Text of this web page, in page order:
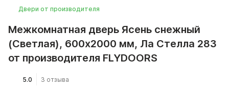
Двери от производителя
Межкомнатная дверь Ясень снежный
(Светлая), 600x2000 мм, Ла Стелла 283
от производителя FLYDOORS
5.0 3 отзыва